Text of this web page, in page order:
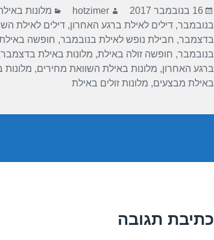
o
o
k
p
p
m
פורסם
בתאריך
16 בנובמבר 2017 מחבר
hotzimer קטגוריות
מלונות
בנובמבר,דילים לאילת ברגע האחרון,דילים לאילת
בדצמבר, חבילת נופש לאילת בנובמבר, חופשה
בנובמבר, חופשה זולה באילת, מלונות באילת בדצמבר
ברגע האחרון, מלונות באילת השוואת מחירים, מלונות
באילת מבצעים, מלונות זולים באילת
כתיבת תגובה